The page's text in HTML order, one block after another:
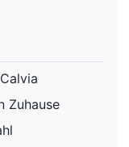
Zuhause